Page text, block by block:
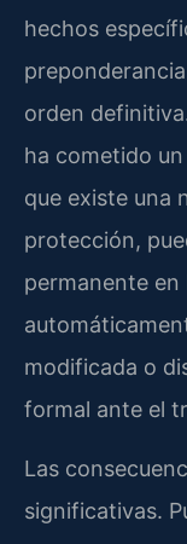
hechos
orden
ha cometido
que existe una
protección,
permanente
modificada o
formal ante el
Las
significativas.